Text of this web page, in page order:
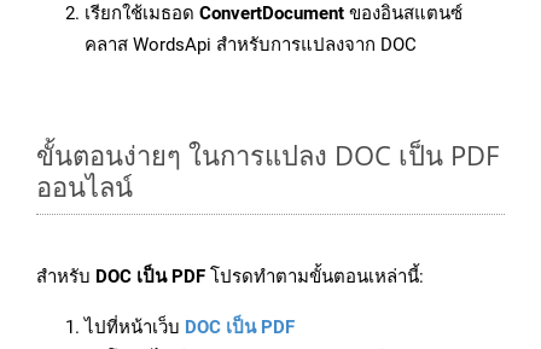
เรียกใช้เมธอด ConvertDocument ของอินสแตนซ์
คลาส WordsApi สำหรับการแปลงจาก DOC
ขั้นตอนง่ายๆ ในการแปลง DOC เป็น PDF
ออนไลน์
สำหรับ DOC เป็น PDF โปรดทำตามขั้นตอนเหล่านี้:
ไปที่หน้าเว็บ DOC เป็น PDF